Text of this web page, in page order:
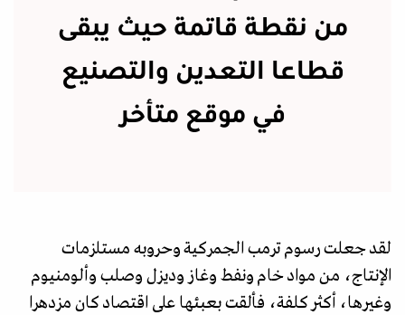
من نقطة قاتمة حيث يبقى
قطاعا التعدين والتصنيع
في موقع متأخر
لقد جعلت رسوم ترمب الجمركية وحروبه مستلزمات
الإنتاج، من مواد خام ونفط وغاز وديزل وصلب وألومنيوم
وغيرها، أكثر كلفة، فألقت بعبئها على اقتصاد كان مزدهرا